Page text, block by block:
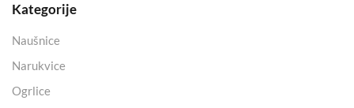
Kategorije
Naušnice
Narukvice
Ogrlice